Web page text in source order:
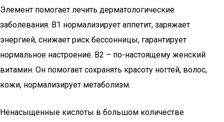
Элемент помогает лечить дерматологические
заболевания. В1 нормализирует аппетит, заряжает
энергией, снижает риск бессонницы, гарантирует
нормальное настроение. В2 – по-настоящему женский
витамин. Он помогает сохранять красоту ногтей, волос,
кожи, нормализирует метаболизм.
Ненасыщенные кислоты в большом количестве